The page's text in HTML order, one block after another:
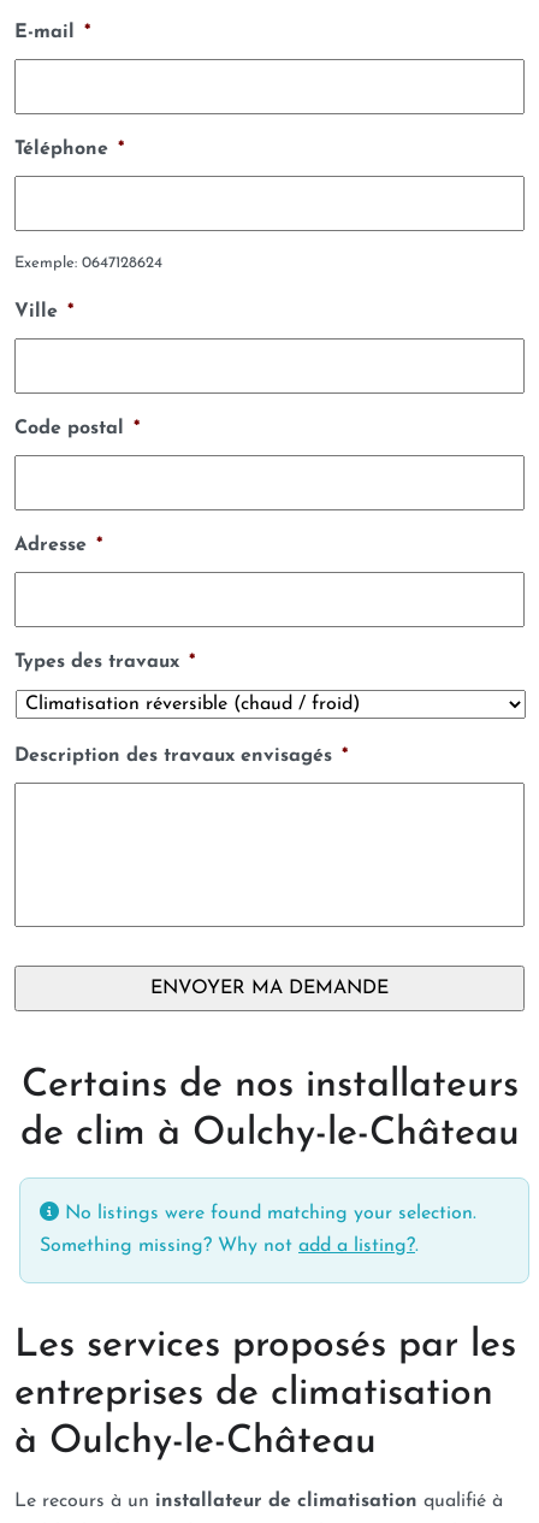
E-mail *
Téléphone *
Exemple: 0647128624
Ville *
Code postal *
Adresse *
Types des travaux *
Description des travaux envisagés *
Certains de nos installateurs
de clim à Oulchy-le-Château
No listings were found matching your selection.
Something missing? Why not add a listing?.
Les services proposés par les
entreprises de climatisation
à Oulchy-le-Château
Le recours à un installateur de climatisation qualifié à